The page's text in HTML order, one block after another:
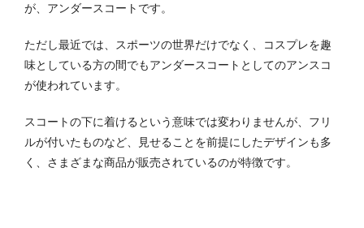
が、アンダースコートです。
ただし最近では、スポーツの世界だけでなく、コスプレを趣
味としている方の間でもアンダースコートとしてのアンスコ
が使われています。
スコートの下に着けるという意味では変わりませんが、フリ
ルが付いたものなど、見せることを前提にしたデザインも多
く、さまざまな商品が販売されているのが特徴です。